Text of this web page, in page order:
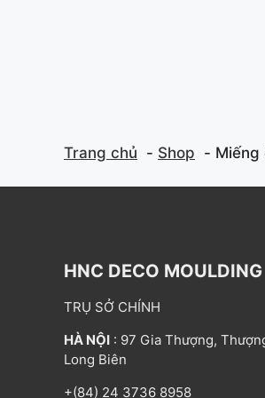
Trang chủ Shop Miếng
HNC DECO MOULDING
TRỤ SỞ CHÍNH
HÀ NỘI : 97 Gia Thượng,
Long Biên
+(84) 24 3736 8958